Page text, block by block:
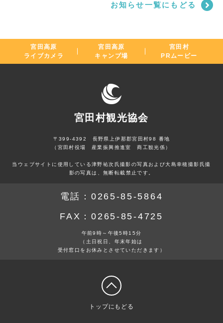
お知らせ一覧にもどる
宮田高原
ライブカメラ
宮田高原
キャンプ場
宮田村
PRムービー
宮田村観光協会
〒399-4392 長野県上伊那郡宮田村98 番地
（宮田村役場 産業振興推進室 商工観光係）
当ウェブサイトに使用している津野祐次氏撮影の写真および大島幸穂撮影氏撮
影の写真は、無断転載禁止です。
電話： 0265-85-5864
FAX：0265-85-4725
午前9時～午後5時15分
（土日祝日、年末年始は
受付窓口をお休みとさせていただきます）
トップにもどる